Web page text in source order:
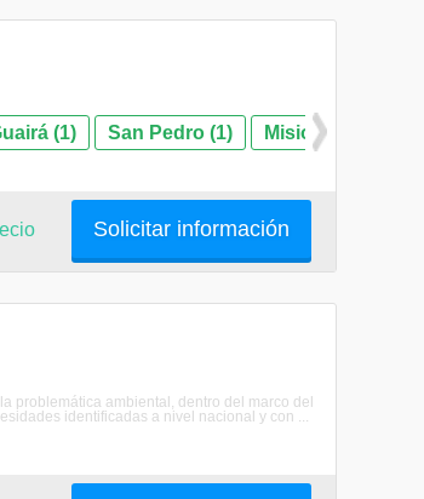
(1) San Pedro (1) Misiones (1)
Solicitar información
problemática ambiental, dentro del marco del
identificadas a nivel nacional y con ...